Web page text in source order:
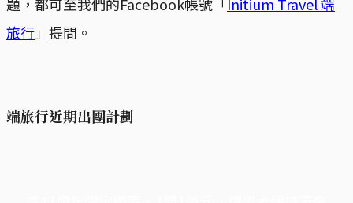
旅行」提問。
端旅行近期出團計劃